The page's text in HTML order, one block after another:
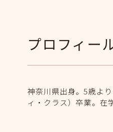
プロフィー
神奈川県出身。5歳よ
ィ・クラス）卒業。在